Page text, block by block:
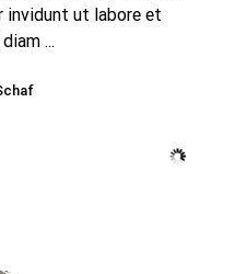
invidunt ut labore et
...